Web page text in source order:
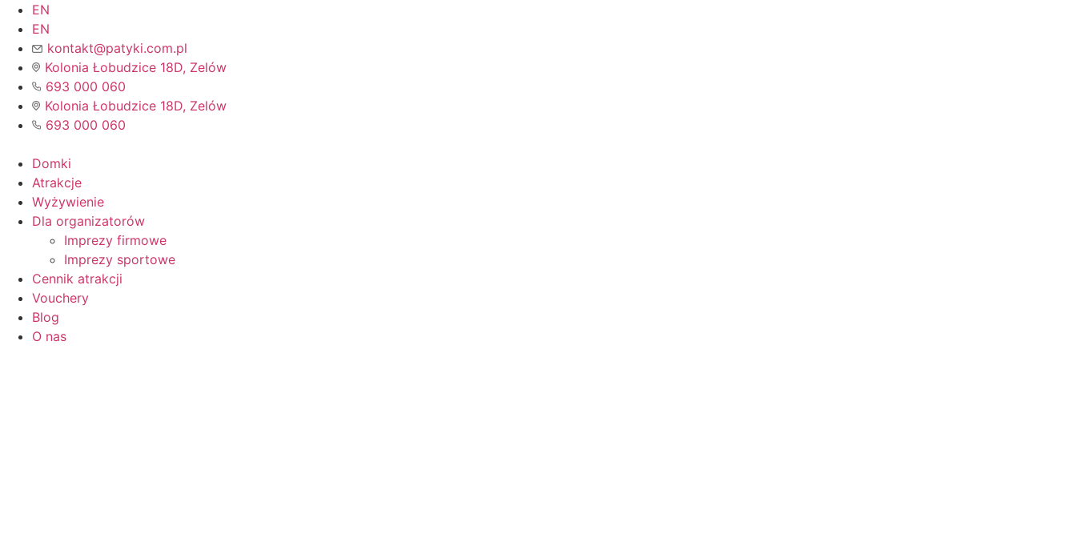
Przejdź
treści
EN
EN
kontakt@patyki.com.pl
Kolonia Łobudzice 18D, Zelów
693 000 060
Kolonia Łobudzice 18D, Zelów
693 000 060
Domki
Atrakcje
Wyżywienie
Dla organizatorów
Imprezy firmowe
Imprezy sportowe
Cennik atrakcji
Vouchery
Blog
O nas